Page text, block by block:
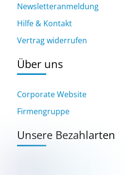
Newsletteranmeldung
Hilfe & Kontakt
Vertrag widerrufen
Über uns
Corporate Website
Firmengruppe
Unsere Bezahlarten